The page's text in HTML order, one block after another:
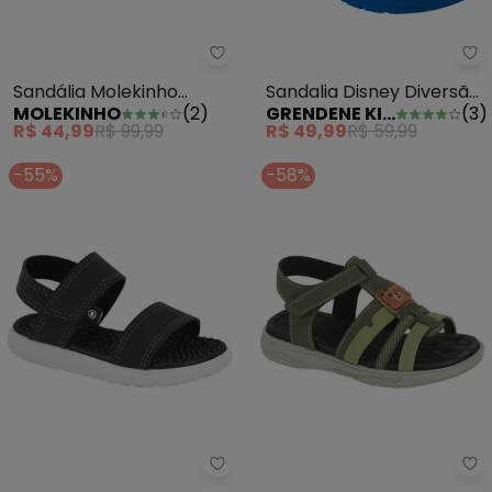
Sandália Molekinho (Jeans)
Sandália Molekinho
(Jeans)
MOLEKINHO (2)
R$ 44,99R$ 99,99
Sandalia Disney Diversão
Azul
GRENDENE KIDS (3)
R$ 49,99R$ 59,99
-55%
Sandália Molekinho (Preta)
-58%